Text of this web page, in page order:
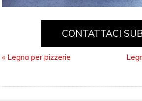
CONTATTACI
« Legna per pizzerie